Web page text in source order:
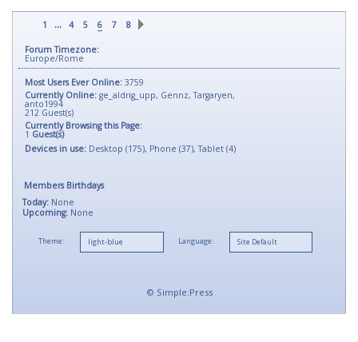
1 ... 4 5 6 7 8
Forum Timezone:
Europe/Rome
Most Users Ever Online: 3759
Currently Online: ge_aldrig_upp, Gennz,Targaryen,
anto1994
212 Guest(s)
Currently Browsing this Page:
1 Guest(s)
Devices in use: Desktop (175), Phone (37), Tablet (4)
Members Birthdays
Today: None
Upcoming: None
Theme: Language:
© Simple:Press